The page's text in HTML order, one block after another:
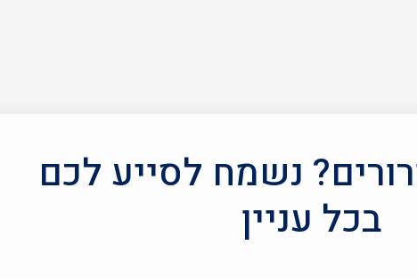
נשמח לסייע לכם
בכל עניין